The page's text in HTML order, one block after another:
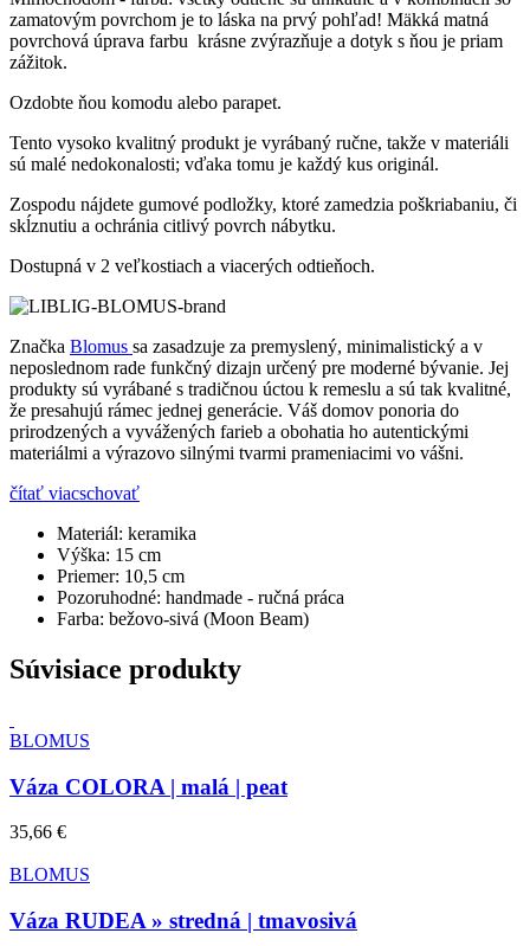
zamatovým povrchom je to láska na prvý pohľad! Mäkká matná
povrchová úprava farbu krásne zvýrazňuje a dotyk s ňou je priam
zážitok.
Ozdobte ňou komodu alebo parapet.
Tento vysoko kvalitný produkt je vyrábaný ručne, takže v materiáli
sú malé nedokonalosti; vďaka tomu je každý kus originál.
Zospodu nájdete gumové podložky, ktoré zamedzia poškriabaniu, či
skĺznutiu a ochránia citlivý povrch nábytku.
Dostupná v 2 veľkostiach a viacerých odtieňoch.
Značka Blomus sa zasadzuje za premyslený, minimalistický a v
neposlednom rade funkčný dizajn určený pre moderné bývanie. Jej
produkty sú vyrábané s tradičnou úctou k remeslu a sú tak kvalitné,
že presahujú rámec jednej generácie. Váš domov ponoria do
prirodzených a vyvážených farieb a obohatia ho autentickými
materiálmi a výrazovo silnými tvarmi prameniacimi vo vášni.
čítať viacschovať
Materiál: keramika
Výška: 15 cm
Priemer: 10,5 cm
Pozoruhodné: handmade - ručná práca
Farba: bežovo-sivá (Moon Beam)
Súvisiace produkty
BLOMUS
Váza COLORA | malá | peat
35,66 €
BLOMUS
Váza RUDEA » stredná | tmavosivá